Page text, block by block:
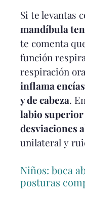
Si te levantas
mandíbula
te comenta
función
respiración
inflama encías
y de cabeza.
labio superior
desviaciones
unilateral y
Niños: boca
posturas